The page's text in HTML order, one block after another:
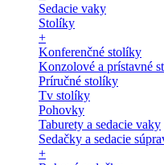
Sedacie vaky
Stolíky
+
Konferenčné stolíky
Konzolové a prístavné
Príručné stolíky
Tv stolíky
Pohovky
Taburety a sedacie vaky
Sedačky a sedacie
+